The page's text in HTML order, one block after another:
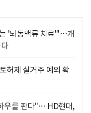
'뇌동맥류 치료'"…개
허제 실거주 예외 확
우를 판다"… HD현대,